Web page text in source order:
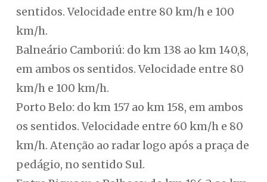
sentidos. Velocidade entre 80 km/h e 100
km/h.
Balneário Camboriú: do km 138 ao km 140,8,
em ambos os sentidos. Velocidade entre 80
km/h e 100 km/h.
Porto Belo: do km 157 ao km 158, em ambos
os sentidos. Velocidade entre 60 km/h e 80
km/h. Atenção ao radar logo após a praça de
pedágio, no sentido Sul.